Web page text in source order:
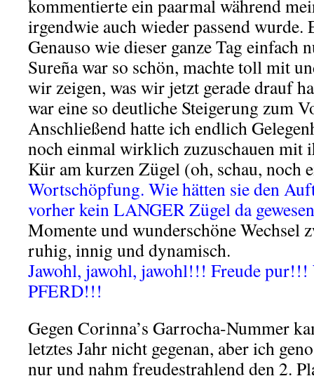
kommentierte ein paarmal während
irgendwie auch wieder passend wurde.
Genauso wie dieser ganze Tag einfach
Sureña war so schön, machte toll mit
wir zeigen, was wir jetzt gerade drauf
war eine so deutliche Steigerung zum
Anschließend hatte ich endlich
noch einmal wirklich zuzuschauen mit
Kür am kurzen Zügel (oh, schau, noch
Wortschöpfung. Wie hätten sie den
vorher kein LANGER Zügel da
Momente und wunderschöne Wechsel
ruhig, innig und dynamisch.
Jawohl, jawohl, jawohl!!! Freude
PFERD!!!
Gegen Corinna’s Garrocha-Nummer
letztes Jahr nicht gegenan, aber ich
nur und nahm freudestrahlend den 2.